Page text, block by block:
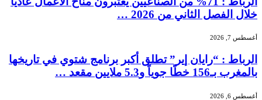
خلال الفصل الثاني من 2026 …
أغسطس 7, 2026
الرباط : “رايان إير” تطلق أكبر برنامج شتوي في تاريخها
بالمغرب بـ156 خطًا جوياً و5.3 ملايين مقعد …
أغسطس 6, 2026